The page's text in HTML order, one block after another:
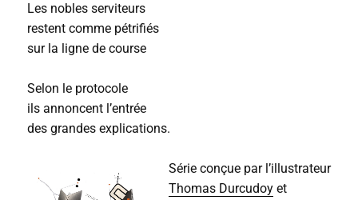
Les nobles serviteurs
restent comme pétrifiés
sur la ligne de course
Selon le protocole
ils annoncent l’entrée
des grandes explications.
Série conçue par l’illustrateur
Thomas Durcudoyet